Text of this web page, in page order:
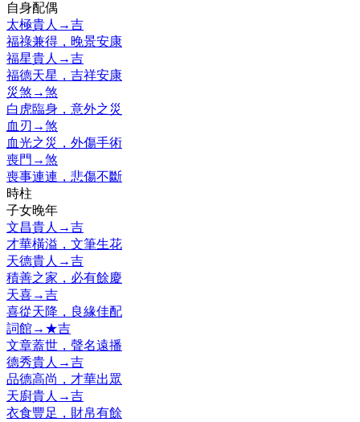
自身配偶
太極貴人 →吉
福祿兼得，晚景安康
福星貴人 →吉
福德天星，吉祥安康
災煞 →煞
白虎臨身，意外之災
血刃 →煞
血光之災，外傷手術
喪門 →煞
喪事連連，悲傷不斷
時柱
子女晚年
文昌貴人 →吉
才華橫溢，文筆生花
天德貴人 →吉
積善之家，必有餘慶
天喜→吉
喜從天降，良緣佳配
詞館→ ★吉
文章蓋世，聲名遠播
德秀貴人 →吉
品德高尚，才華出眾
天廚貴人 →吉
衣食豐足，財帛有餘